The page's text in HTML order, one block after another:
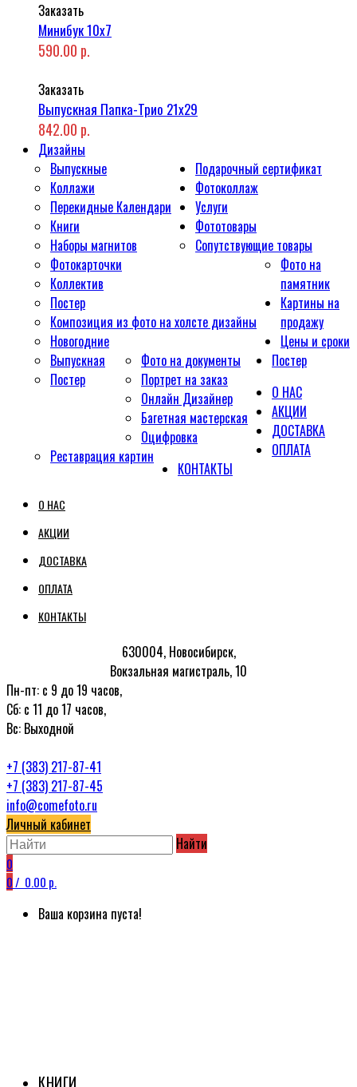
Заказать
Минибук 10х7
590.00 р.
Заказать
Выпускная Папка-Трио 21x29
842.00 р.
Дизайны
Выпускные
Коллажи
Перекидные Календари
Книги
Наборы магнитов
Фотокарточки
Коллектив
Постер
Композиция из фото на холсте дизайны
Новогодние
Выпускная
Постер
Подарочный сертификат
Фотоколлаж
Услуги
Фото на документы
Портрет на заказ
Онлайн Дизайнер
Багетная мастерская
Оцифровка
Реставрация картин
Фототовары
Сопутствующие товары
Фото на
памятник
Картины на
продажу
Цены и сроки
Постер
О НАС
АКЦИИ
ДОСТАВКА
ОПЛАТА
КОНТАКТЫ
О НАС
АКЦИИ
ДОСТАВКА
ОПЛАТА
КОНТАКТЫ
630004, Новосибирск,
Вокзальная магистраль, 10
Пн-пт: с 9 до 19 часов,
Сб: с 11 до 17 часов,
Вс: Выходной
+7 (383) 217-87-41
+7 (383) 217-87-45
info@comefoto.ru
Личный кабинет
Найти
0
0/ 0.00 р.
Ваша корзина пуста!
КНИГИ